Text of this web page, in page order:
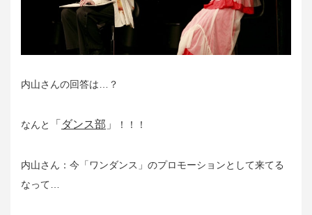
内山さんの回答は…？
なんと 「 ダンス部 」 ！！！
内山さん：今「ワンダンス」のプロモーションとして来てる
なって…